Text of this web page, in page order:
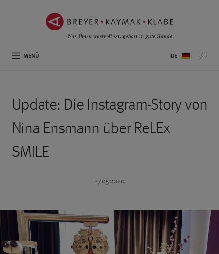
MENÜ
Update: Die Instagram-Story von
Nina Ensmann über ReLEx
SMILE
27.05.2020